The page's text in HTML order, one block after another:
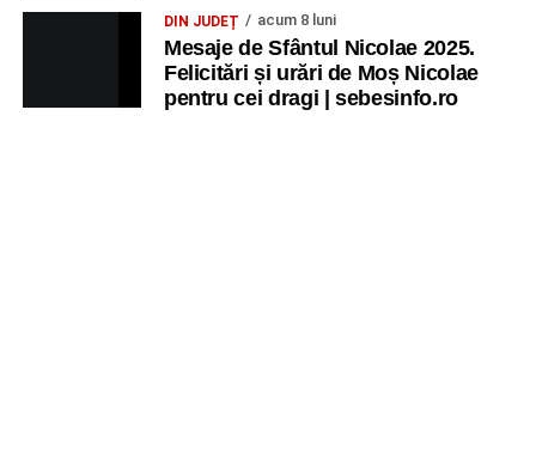
DIN JUDEȚ acum 8 luni
Mesaje de Sfântul Nicolae 2025.
Felicitări și urări de Moș Nicolae
pentru cei dragi | sebesinfo.ro